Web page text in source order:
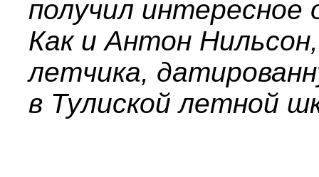
получил
Как и Антон
летчика,
в Тулиской летной